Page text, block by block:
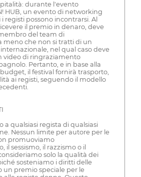
durante l'evento
HUB, un evento di networking
registi possono incontrarsi. Al
il premio in denaro, deve
del team di
meno che non si tratti di un
nel qual caso deve
video di ringraziamento
Pertanto, e in base alla
il festival fornirà trasporto,
ai registi, seguendo il modello
a qualsiasi regista di qualsiasi
Nessun limite per autore per le
promuoviamo
il sessismo, il razzismo o il
solo la qualità dei
sosteniamo i diritti delle
un premio speciale per le